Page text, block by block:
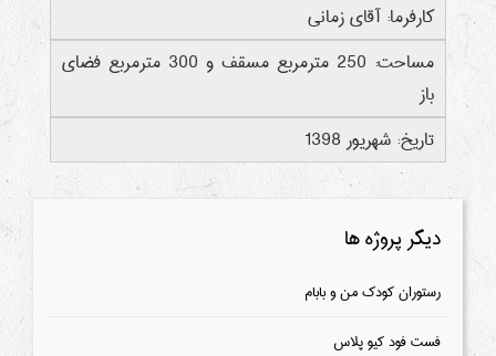
کارفرما: آقای زمانی
مساحت: 250 مترمربع مسقف و 300 مترمربع فضای
باز
تاریخ: شهریور 1398
دیگر پروژه ها
رستوران کودک من و بابام
فست فود کیو پلاس